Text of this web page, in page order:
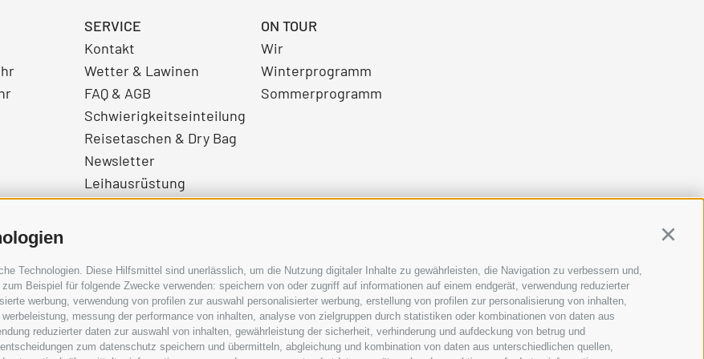
Technologien. Diese Hilfsmittel sind unerlässlich, um die Nutzung digitaler Inhalte zu gewährleisten, die Navigation zu verbessern und,
Beispiel für folgende Zwecke verwenden: speichern von oder zugriff auf informationen auf einem endgerät, verwendung reduzierter
werbung, verwendung von profilen zur auswahl personalisierter werbung, erstellung von profilen zur personalisierung von inhalten,
messung der performance von inhalten, analyse von zielgruppen durch statistiken oder kombinationen von daten aus
reduzierter daten zur auswahl von inhalten, gewährleistung der sicherheit, verhinderung und aufdeckung von betrug und
zum datenschutz speichern und übermitteln, abgleichung und kombination von daten aus unterschiedlichen quellen,
SERVICE
Kontakt
Wetter & Lawinen
FAQ & AGB
Schwierigkeitseinteilung
Reisetaschen & Dry Bag
Newsletter
Leihausrüstung
Login
Pauschalreiserichtlinie
ON TOUR
Wir
Winterprogramm
Sommerprogramm